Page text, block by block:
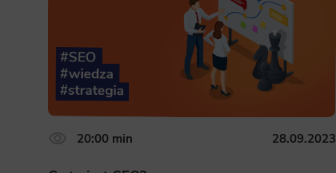
20:00 min 28.09.2023